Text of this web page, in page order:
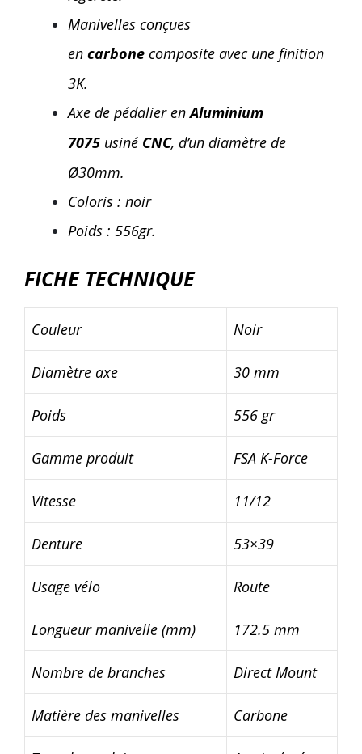
Manivelles conçues
en carbone composite avec une finition
3K.
Axe de pédalier enAluminium
7075 usiné CNC, d’un diamètre de
Ø30mm.
Coloris : noir
Poids : 556gr.
FICHE TECHNIQUE
Couleur Noir
Diamètre axe 30 mm
Poids 556 gr
Gamme produit FSA K-Force
Vitesse 11/12
Denture 53×39
Usage vélo Route
Longueur manivelle (mm) 172.5 mm
Nombre de branches Direct Mount
Matière des manivelles Carbone